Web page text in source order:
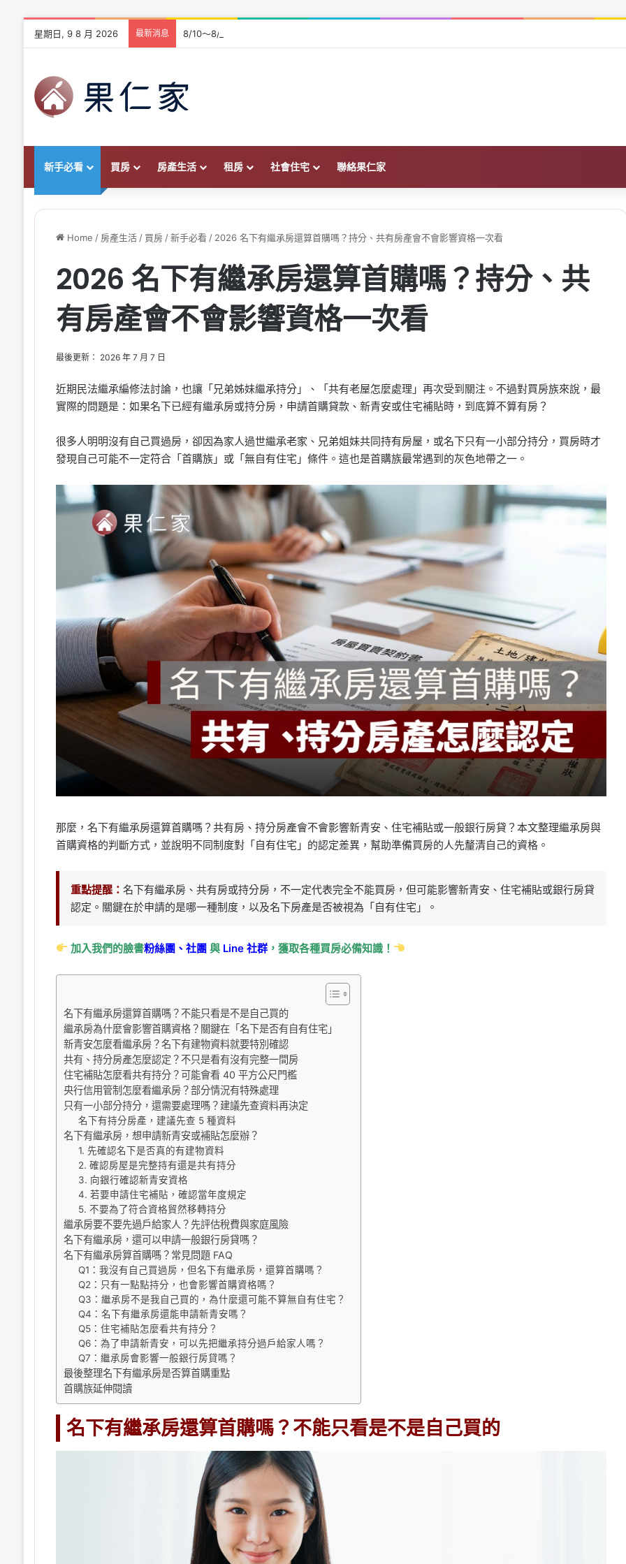
星期日, 9 8 月 2026 最新消息 8/10～8/16 中油油價不調整！95 無鉛維持 32 元，汽柴油都不漲
新手必看 買房 房產生活 租房 社會住宅 聯絡果仁家
Home / 房產生活 / 買房 / 新手必看 / 2026 名下有繼承房還算首購嗎？持分、共有房產會不會影響資格一次看
2026 名下有繼承房還算首購嗎？持分、共
有房產會不會影響資格一次看
最後更新： 2026 年 7 月 7 日
近期民法繼承編修法討論，也讓「兄弟姊妹繼承持分」、「共有老屋怎麼處理」再次受到關注。不過對買房族來說，最
實際的問題是：如果名下已經有繼承房或持分房，申請首購貸款、新青安或住宅補貼時，到底算不算有房？
很多人明明沒有自己買過房，卻因為家人過世繼承老家、兄弟姐妹共同持有房屋，或名下只有一小部分持分，買房時才
發現自己可能不一定符合「首購族」或「無自有住宅」條件。這也是首購族最常遇到的灰色地帶之一。
那麼，名下有繼承房還算首購嗎？共有房、持分房產會不會影響新青安、住宅補貼或一般銀行房貸？本文整理繼承房與
首購資格的判斷方式，並說明不同制度對「自有住宅」的認定差異，幫助準備買房的人先釐清自己的資格。
重點提醒： 名下有繼承房、共有房或持分房，不一定代表完全不能買房，但可能影響新青安、住宅補貼或銀行房貸
認定。關鍵在於申請的是哪一種制度，以及名下房產是否被視為「自有住宅」。
加入我們的臉書粉絲團、 社團 與 Line 社群，獲取各種買房必備知識！
名下有繼承房還算首購嗎？不能只看是不是自己買的
繼承房為什麼會影響首購資格？關鍵在「名下是否有自有住宅」
新青安怎麼看繼承房？名下有建物資料就要特別確認
共有、持分房產怎麼認定？不只是看有沒有完整一間房
住宅補貼怎麼看共有持分？可能會看 40 平方公尺門檻
央行信用管制怎麼看繼承房？部分情況有特殊處理
只有一小部分持分，還需要處理嗎？建議先查資料再決定
名下有持分房產，建議先查 5 種資料
名下有繼承房，想申請新青安或補貼怎麼辦？
1. 先確認名下是否真的有建物資料
2. 確認房屋是完整持有還是共有持分
3. 向銀行確認新青安資格
4. 若要申請住宅補貼，確認當年度規定
5. 不要為了符合資格貿然移轉持分
繼承房要不要先過戶給家人？先評估稅費與家庭風險
名下有繼承房，還可以申請一般銀行房貸嗎？
名下有繼承房算首購嗎？常見問題 FAQ
Q1：我沒有自己買過房，但名下有繼承房，還算首購嗎？
Q2：只有一點點持分，也會影響首購資格嗎？
Q3：繼承房不是我自己買的，為什麼還可能不算無自有住宅？
Q4：名下有繼承房還能申請新青安嗎？
Q5：住宅補貼怎麼看共有持分？
Q6：為了申請新青安，可以先把繼承持分過戶給家人嗎？
Q7：繼承房會影響一般銀行房貸嗎？
最後整理名下有繼承房是否算首購重點
首購族延伸閱讀
名下有繼承房還算首購嗎？不能只看是不是自己買的